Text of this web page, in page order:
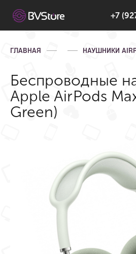
+7
ГЛАВНАЯ НАУШНИКИ
Беспроводные
Apple AirPods
Green)